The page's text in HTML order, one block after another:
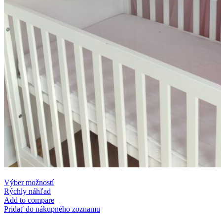
Výber možnostíThis
has
multiple
Rýchly náhľad
Add to compare
Pridať do nákupného zoznamu